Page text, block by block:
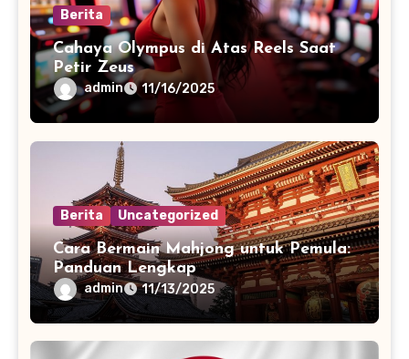
Berita
Cahaya Olympus di Atas Reels Saat
Petir Zeus
admin 11/16/2025
Berita Uncategorized
Cara Bermain Mahjong untuk Pemula:
Panduan Lengkap
admin 11/13/2025